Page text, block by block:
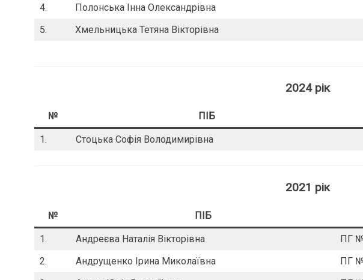
4.
Полонська Інна Олександрівна
5.
Хмельницька Тетяна Вікторівна
2024 рік
№ ПІБ
1. Стоцька Софія Володимирівна
2021 рік
№ ПІБ
1. Андреєва Наталія Вікторівна ПГ №
2.
Андрущенко Ірина Миколаївна ПГ